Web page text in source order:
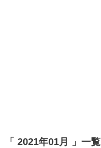
「 2021年01月 」一覧